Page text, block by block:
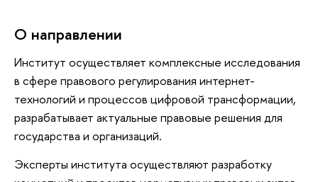
О направлении
Институт осуществляет комплексные исследования
в сфере правового регулирования интернет-
технологий и процессов цифровой трансформации,
разрабатывает актуальные правовые решения для
государства и организаций.
Эксперты института осуществляют разработку